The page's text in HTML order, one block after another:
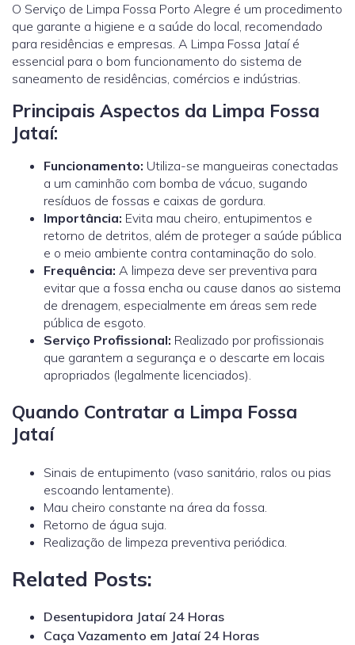
O Serviço de Limpa Fossa Porto Alegre é um procedimento
que garante a higiene e a saúde do local, recomendado
para residências e empresas. A Limpa Fossa Jataí é
essencial para o bom funcionamento do sistema de
saneamento de residências, comércios e indústrias.
Principais Aspectos da Limpa Fossa
Jataí:
Funcionamento: Utiliza-se mangueiras conectadas
a um caminhão com bomba de vácuo, sugando
resíduos de fossas e caixas de gordura.
Importância: Evita mau cheiro, entupimentos e
retorno de detritos, além de proteger a saúde pública
e o meio ambiente contra contaminação do solo.
Frequência: A limpeza deve ser preventiva para
evitar que a fossa encha ou cause danos ao sistema
de drenagem, especialmente em áreas sem rede
pública de esgoto.
Serviço Profissional: Realizado por profissionais
que garantem a segurança e o descarte em locais
apropriados (legalmente licenciados).
Quando Contratar a Limpa Fossa
Jataí
Sinais de entupimento (vaso sanitário, ralos ou pias
escoando lentamente).
Mau cheiro constante na área da fossa.
Retorno de água suja.
Realização de limpeza preventiva periódica.
Related Posts:
Desentupidora Jataí 24 Horas
Caça Vazamento em Jataí 24 Horas